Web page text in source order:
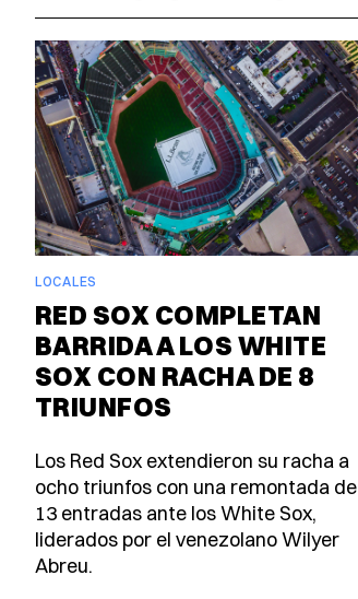
LOCALES
RED SOX COMPLETAN
BARRIDA A LOS WHITE
SOX CON RACHA DE 8
TRIUNFOS
Los Red Sox extendieron su racha a
ocho triunfos con una remontada de
13 entradas ante los White Sox,
liderados por el venezolano Wilyer
Abreu.